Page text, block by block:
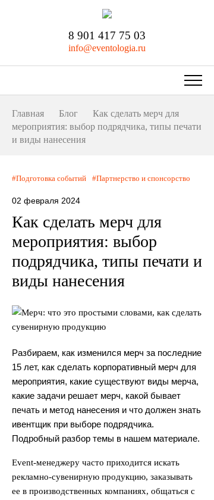
8 901 417 75 03
info@eventologia.ru
Главная Блог
Как сделать мерч для
мероприятия: выбор подрядчика, типы печати
и виды нанесения
Подготовка событий Партнерство и спонсорство
02 февраля 2024
Как сделать мерч для
мероприятия: выбор
подрядчика, типы печати и
виды нанесения
Разбираем, как изменился мерч за последние
15 лет, как сделать корпоративный мерч для
мероприятия, какие существуют виды мерча,
какие задачи решает мерч, какой бывает
печать и метод нанесения и что должен знать
ивентщик при выборе подрядчика.
Подробный разбор темы в нашем материале.
Event-менеджеру часто приходится искать
рекламно-сувенирную продукцию, заказывать
ее в производственных компаниях, общаться с